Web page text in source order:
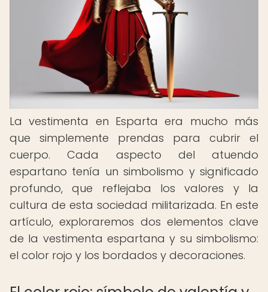
La vestimenta en Esparta era mucho más
que simplemente prendas para cubrir el
cuerpo. Cada aspecto del atuendo
espartano tenía un simbolismo y significado
profundo, que reflejaba los valores y la
cultura de esta sociedad militarizada. En este
artículo, exploraremos dos elementos clave
de la vestimenta espartana y su simbolismo:
el color rojo y los bordados y decoraciones.